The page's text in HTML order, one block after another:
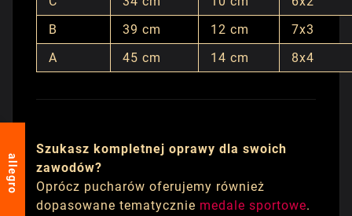
B
39 cm 12 cm
7x3
A
45 cm 14 cm 8x4
Szukasz kompletnej oprawy dla swoich
zawodów?
Oprócz pucharów oferujemy również
dopasowane tematycznie medale sportowe.
allegro